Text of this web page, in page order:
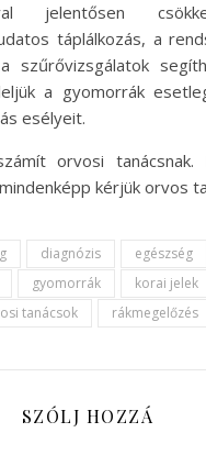
jelentősen
táplálkozás, a
szűrővizsgálatok
a gyomorrák
esélyeit.
orvosi tanácsnak.
kérjük orvos
diagnózis
egészség
gyomorrák
korai jelek
tanácsok rákmegelőzés
SZÓLJ HOZZÁ